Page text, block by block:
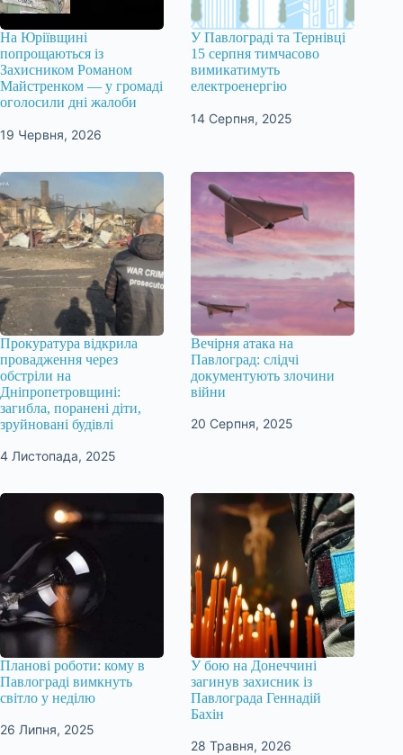
На Юріївщині
попрощаються із
Захисником Романом
Майстренком — у громаді
оголосили дні жалоби
19 Червня, 2026
У Павлограді та Тернівці
15 серпня тимчасово
вимикатимуть
електроенергію
14 Серпня, 2025
Прокуратура відкрила
провадження через
обстріли на
Дніпропетровщині:
загибла, поранені діти,
зруйновані будівлі
4 Листопада, 2025
Вечірня атака на
Павлоград: слідчі
документують злочини
війни
20 Серпня, 2025
Планові роботи: кому в
Павлограді вимкнуть
світло у неділю
26 Липня, 2025
У бою на Донеччині
загинув захисник із
Павлограда Геннадій
Бахін
28 Травня, 2026